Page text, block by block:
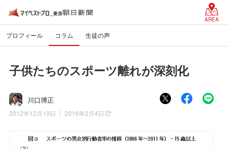
AREA
プロフィール コラム 生徒の声
子供たちのスポーツ離れが深刻化
川口博正
2012年12月19日 2016年2月4日